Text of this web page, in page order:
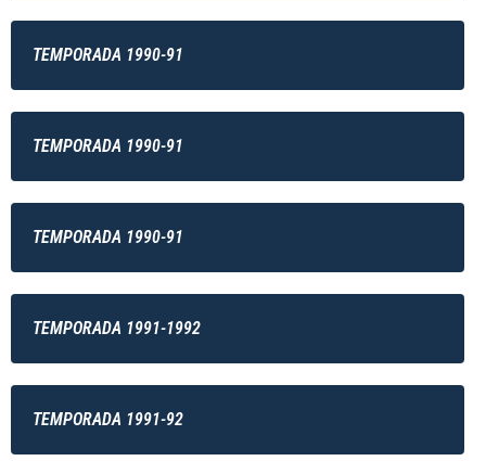
TEMPORADA 1990-91
TEMPORADA 1990-91
TEMPORADA 1990-91
TEMPORADA 1991-1992
TEMPORADA 1991-92